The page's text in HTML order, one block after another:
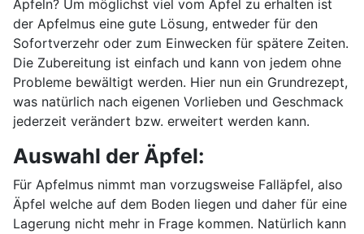
Äpfeln? Um möglichst viel vom Apfel zu erhalten ist
der Apfelmus eine gute Lösung, entweder für den
Sofortverzehr oder zum Einwecken für spätere Zeiten.
Die Zubereitung ist einfach und kann von jedem ohne
Probleme bewältigt werden. Hier nun ein Grundrezept,
was natürlich nach eigenen Vorlieben und Geschmack
jederzeit verändert bzw. erweitert werden kann.
Auswahl der Äpfel:
Für Apfelmus nimmt man vorzugsweise Falläpfel, also
Äpfel welche auf dem Boden liegen und daher für eine
Lagerung nicht mehr in Frage kommen. Natürlich kann